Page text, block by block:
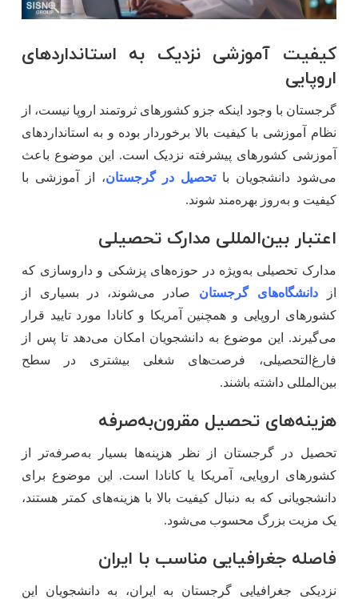
کیفیت آموزشی نزدیک به استانداردهای
اروپایی
گرجستان با وجود اینکه جزو کشورهای ثروتمند اروپا نیست، از
نظام آموزشی با کیفیت بالا برخوردار بوده و به استانداردهای
آموزشی کشورهای پیشرفته نزدیک است. این موضوع باعث
می‌شود دانشجویان باتحصیل در گرجستان، از آموزشی با
کیفیت و به‌روز بهره‌مند شوند.
اعتبار بین‌المللی مدارک تحصیلی
مدارک تحصیلی به‌ویژه در حوزه‌های پزشکی و داروسازی که
از دانشگاه‌های گرجستان صادر می‌شوند، در بسیاری از
کشورهای اروپایی و همچنین آمریکا و کانادا مورد تایید قرار
می‌گیرند. این موضوع به دانشجویان امکان می‌دهد تا پس از
فارغ‌التحصیلی، فرصت‌های شغلی بیشتری در سطح
بین‌المللی داشته باشند.
هزینه‌های تحصیل مقرون‌به‌صرفه
تحصیل در گرجستان از نظر هزینه‌ها بسیار به‌صرفه‌تر از
کشورهای اروپایی، آمریکا یا کانادا است. این موضوع برای
دانشجویانی که به دنبال کیفیت بالا با هزینه‌های کمتر هستند،
یک مزیت بزرگ محسوب می‌شود.
فاصله جغرافیایی مناسب با ایران
نزدیکی جغرافیایی گرجستان به ایران، به دانشجویان این